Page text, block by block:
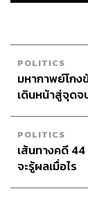
POLITICS
มหากาพย์โก
เดินหน้าสู่จุด
POLITICS
เส้นทางคดี
จะรู้ผลเมื่อไร